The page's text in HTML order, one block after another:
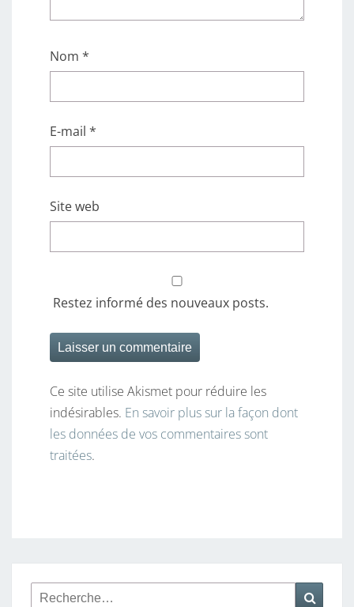
Nom *
E-mail *
Site web
Restez informé des nouveaux posts.
Ce site utilise Akismet pour réduire les
indésirables. En savoir plus sur la façon dont
les données de vos commentaires sont
traitées.
Rechercher :